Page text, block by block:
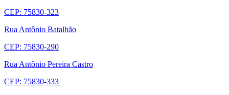
CEP: 75830-323
Rua Antônio Batalhão
CEP: 75830-290
Rua Antônio Pereira Castro
CEP: 75830-333